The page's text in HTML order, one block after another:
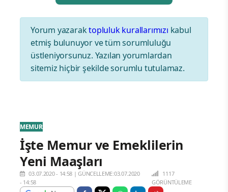
Yorum yazaraktopluluk kurallarımızı kabul
etmiş bulunuyor ve tüm sorumluluğu
üstleniyorsunuz. Yazılan yorumlardan
sitemiz hiçbir şekilde sorumlu tutulamaz.
MEMUR
İşte Memur ve Emeklilerin
Yeni Maaşları
03.07.2020 - 14:58 |GÜNCELLEME:03.07.2020
- 14:58
1117
GÖRÜNTÜLEME